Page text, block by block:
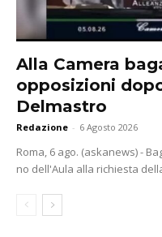
Alla Camera
opposizioni
Delmastro
Redazione - 6 Agosto 2026
Roma, 6 ago. (askanews) -
no dell'Aula alla richiesta